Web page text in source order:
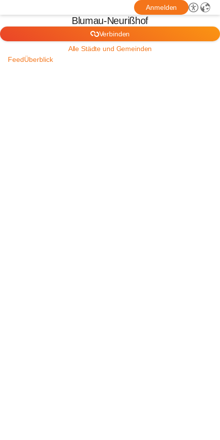
Anmelden
Blumau-Neurißhof
Verbinden
Alle Städte und Gemeinden
FeedÜberblick